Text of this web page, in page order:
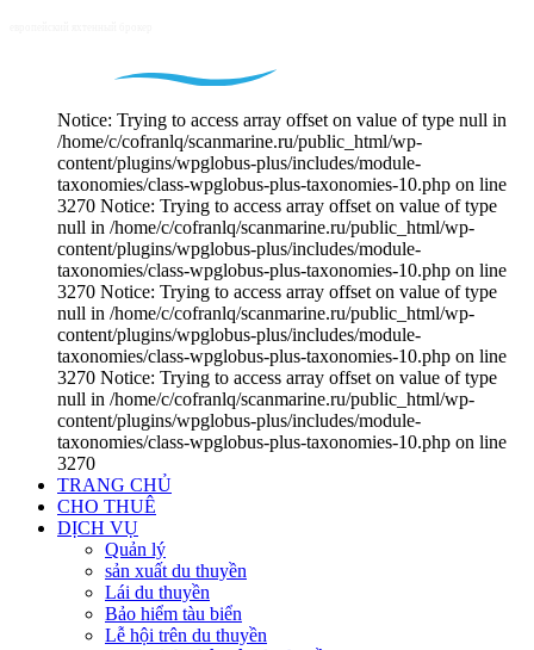
Notice: Trying to access array offset on value of type null in
/home/c/cofranlq/scanmarine.ru/public_html/wp-
content/plugins/wpglobus-plus/includes/module-
taxonomies/class-wpglobus-plus-taxonomies-10.php on line
3270 Notice: Trying to access array offset on value of type
null in /home/c/cofranlq/scanmarine.ru/public_html/wp-
content/plugins/wpglobus-plus/includes/module-
taxonomies/class-wpglobus-plus-taxonomies-10.php on line
3270 Notice: Trying to access array offset on value of type
null in /home/c/cofranlq/scanmarine.ru/public_html/wp-
content/plugins/wpglobus-plus/includes/module-
taxonomies/class-wpglobus-plus-taxonomies-10.php on line
3270 Notice: Trying to access array offset on value of type
null in /home/c/cofranlq/scanmarine.ru/public_html/wp-
content/plugins/wpglobus-plus/includes/module-
taxonomies/class-wpglobus-plus-taxonomies-10.php on line
3270
TRANG CHỦ
CHO THUÊ
DỊCH VỤ
Quản lý
sản xuất du thuyền
Lái du thuyền
Bảo hiểm tàu biển
Lễ hội trên du thuyền